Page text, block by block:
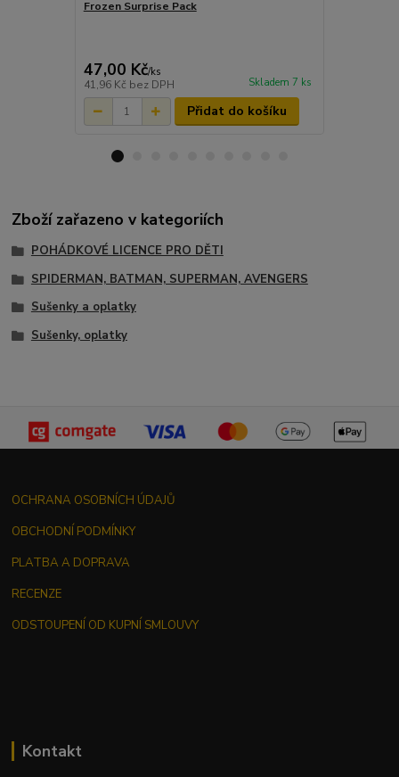
Frozen Surprise Pack
47,00 Kč/ks
41,96 Kč bez DPH Skladem 7 ks
Přidat do košíku
Zboží zařazeno v kategoriích
POHÁDKOVÉ LICENCE PRO DĚTI
SPIDERMAN, BATMAN, SUPERMAN, AVENGERS
Sušenky a oplatky
Sušenky, oplatky
OCHRANA OSOBNÍCH ÚDAJŮ
OBCHODNÍ PODMÍNKY
PLATBA A DOPRAVA
RECENZE
ODSTOUPENÍ OD KUPNÍ SMLOUVY
Kontakt